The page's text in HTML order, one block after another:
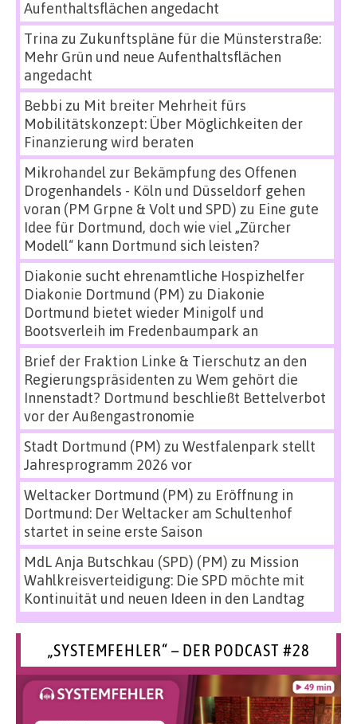
Aufenthaltsflächen angedacht
Trina zu Zukunftspläne für die Münsterstraße:
Mehr Grün und neue Aufenthaltsflächen
angedacht
Bebbi zu Mit breiter Mehrheit fürs
Mobilitätskonzept: Über Möglichkeiten der
Finanzierung wird beraten
Mikrohandel zur Bekämpfung des Offenen
Drogenhandels - Köln und Düsseldorf gehen
voran (PM Grpne & Volt und SPD) zu Eine gute
Idee für Dortmund, doch wie viel „Zürcher
Modell“ kann Dortmund sich leisten?
Diakonie sucht ehrenamtliche Hospizhelfer
Diakonie Dortmund (PM) zu Diakonie
Dortmund bietet wieder Minigolf und
Bootsverleih im Fredenbaumpark an
Brief der Fraktion Linke & Tierschutz an den
Regierungspräsidenten zu Wem gehört die
Innenstadt? Dortmund beschließt Bettelverbot
vor der Außengastronomie
Stadt Dortmund (PM) zu Westfalenpark stellt
Jahresprogramm 2026 vor
Weltacker Dortmund (PM) zu Eröffnung in
Dortmund: Der Weltacker am Schultenhof
startet in seine erste Saison
MdL Anja Butschkau (SPD) (PM) zu Mission
Wahlkreisverteidigung: Die SPD möchte mit
Kontinuität und neuen Ideen in den Landtag
„SYSTEMFEHLER“ – DER PODCAST #28